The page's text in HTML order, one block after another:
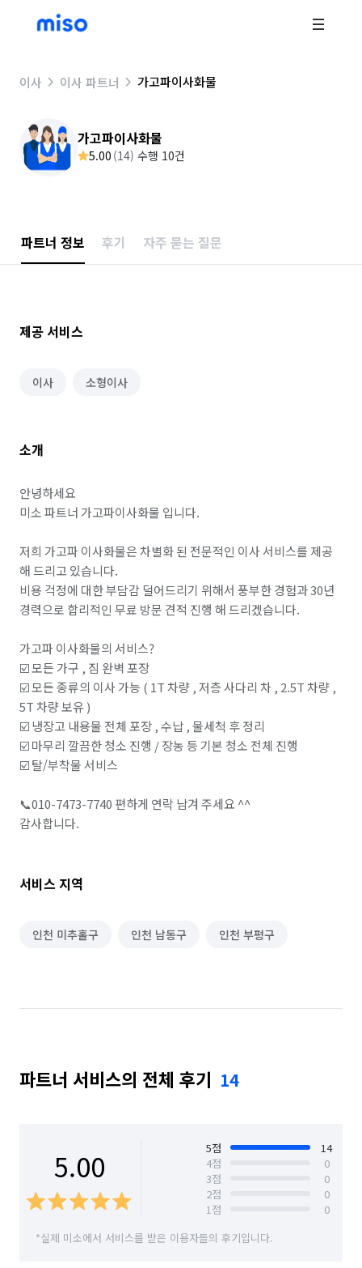
이사 이사 파트너 가고파이사화물
가고파이사화물
5.00 (14) 수행 10건
파트너 정보 후기 자주 묻는 질문
제공 서비스
이사 소형이사
소개
안녕하세요
미소 파트너 가고파이사화물 입니다.
저희 가고파 이사화물은 차별화 된 전문적인 이사 서비스를 제공
해 드리고 있습니다.
비용 걱정에 대한 부담감 덜어드리기 위해서 풍부한 경험과 30년
경력으로 합리적인 무료 방문 견적 진행 해 드리겠습니다.
가고파 이사화물의 서비스?
☑️ 모든 가구 , 짐 완벽 포장
☑️ 모든 종류의 이사 가능 ( 1T 차량 , 저층 사다리 차 , 2.5T 차량 ,
5T 차량 보유 )
☑️ 냉장고 내용물 전체 포장 , 수납 , 물세척 후 정리
☑️ 마무리 깔끔한 청소 진행 / 장농 등 기본 청소 전체 진행
☑️ 탈/부착물 서비스
📞010-7473-7740 편하게 연락 남겨 주세요 ^^
감사합니다.
서비스 지역
인천 미추홀구 인천 남동구 인천 부평구
파트너 서비스의 전체 후기 14
5.00 5점
14
4점
0
3점
0
2점
0
1점
0
*실제 미소에서 서비스를 받은 이용자들의 후기입니다.